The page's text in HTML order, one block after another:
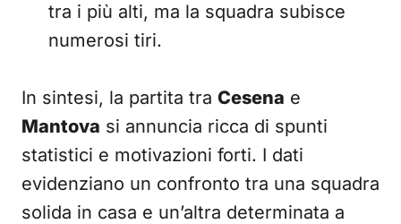
tra i più alti, ma la squadra subisce
numerosi tiri.
In sintesi, la partita tra Cesena e
Mantova si annuncia ricca di spunti
statistici e motivazioni forti. I dati
evidenziano un confronto tra una squadra
solida in casa e un’altra determinata a